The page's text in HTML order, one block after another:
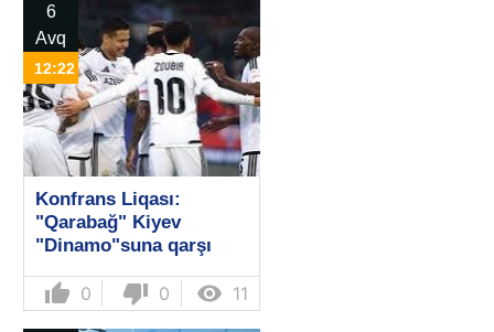
6
Avq
12:22
Konfrans Liqası:
"Qarabağ" Kiyev
"Dinamo"suna qarşı
thumb_up 0 thumb_down 0  11